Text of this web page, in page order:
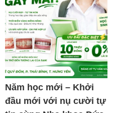
Năm học mới – Khởi
đầu mới với nụ cười tự